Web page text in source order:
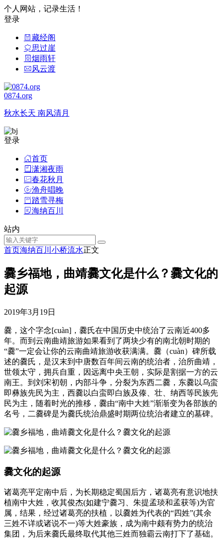
个人网站，记录生活！
登录
藏经阁
思过崖
烟雨轩
风云渡
0874.org
秋水长天 南风清月
登录
首页
潇湘夜雨
春花秋月
渔舟唱晚
踏雪寻梅
海纳百川
站内
首页海纳百川 小桥流水正文
爨乡福地，曲靖爨文化是什么？爨文化的
起源
2019年3月19日
爨，这个字念[cuàn]，爨氏在中国历史中统治了云南近400多
年。而到云南曲靖旅游如果看到了两块少有的南北朝时期的
“爨”一定会让你的云南曲靖旅游收获满满。爨（cuàn）碑所载
述的爨氏，是汉末到中唐数百年间云南的统治者，治所曲靖，
世领太守，拥兵自重，因远离中央王朝，实际是割据一方的云
南王。到刘宋初朝，内部斗争，分裂为东西二爨，东爨以乌蛮
即彝族先民为主，西爨以白蛮即白族及傣、壮、纳西等民族先
民为主，随着时光的推移，爨由“南中大姓”渐渐变为各部族的
名号，二爨碑是为爨氏统治鼎盛时期两位统治者建立的墓碑。
爨文化的起源
诸葛亮平定南中后，为长期稳定蜀国后方，诸葛亮有意识地扶
植南中大姓，收其俊杰(如建宁爨习、朱提孟琰和孟获等)为官
属，结果，经过诸葛亮的扶植，以爨姓为代表的“四姓”(其余
三姓不详或诸说不一)等大姓豪族，成为南中颇有势力的统治
集团，为后来爨氏最终取代其他三姓而独霸云南打下了基础。